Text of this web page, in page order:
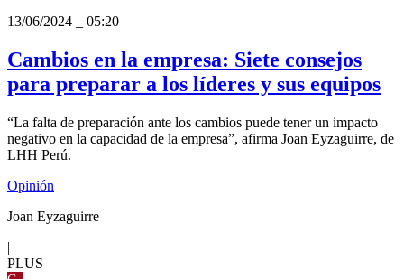
13/06/2024
05:20
Cambios en la empresa: Siete consejos
para preparar a los líderes y sus equipos
“La falta de preparación ante los cambios puede tener un impacto
negativo en la capacidad de la empresa”, afirma Joan Eyzaguirre, de
LHH Perú.
Opinión
Joan Eyzaguirre
|
PLUS